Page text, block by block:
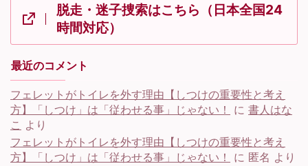
脱走・迷子捜索はこちら（日本全国24
時間対応）
最近のコメント
フェレットがトイレを外す理由【しつけの重要性と考え
方】「しつけ」は「従わせる事」じゃない！
に 書人はな
こ より
フェレットがトイレを外す理由【しつけの重要性と考え
方】「しつけ」は「従わせる事」じゃない！
に 匿名 より